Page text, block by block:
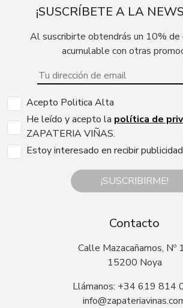
¡SUSCRÍBETE A LA
Al suscribirte obtendrás un 10% de
acumulable con otras
Acepto Politica Alta
He leído y acepto la política de
ZAPATERIA VIÑAS.
Estoy interesado en recibir
¡SUSCRIBIRME!
Contacto
Calle Mazacañamos, Nº
15200 Noya
Llámanos: +34 619 814